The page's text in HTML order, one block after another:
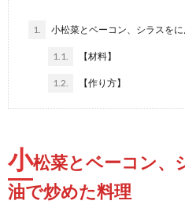
1. 小松菜とベーコン、シラスを
1.1. 【材料】
1.2. 【作り方】
小松菜とベーコン、
油で炒めた料理